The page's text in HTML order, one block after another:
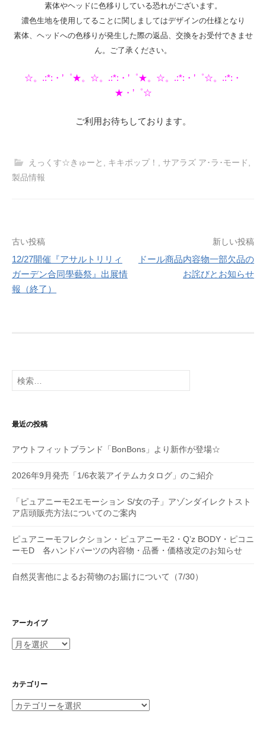
素体やヘッドに色移りしている恐れがございます。
濃色生地を使用してることに関しましてはデザインの仕様となり
素体、ヘッドへの色移りが発生した際の返品、交換をお受付できませ
ん。ご了承ください。
☆。.:*:・’゜★。☆。.:*:・’゜★。☆。.:*:・’゜☆。.:*:・
★・’゜☆
ご利用お待ちしております。
えっくす☆きゅーと , キキポップ！ , サアラズ ア･ラ･モード,
製品情報
投
稿
ナ
シ
ョ
ン
古い投稿
12/27開催『アサルトリリィ
ガーデン合同學藝祭』出展情
報（終了）
新しい投稿
ドール商品内容物一部欠品の
お詫びとお知らせ
検
索:
最近の投稿
アウトフィットブランド「BonBons」より新作が登場☆
2026年9月発売「1/6衣装アイテムカタログ」のご紹介
「ピュアニーモ2エモーション S/女の子」アゾンダイレクトスト
ア店頭販売方法についてのご案内
ピュアニーモフレクション・ピュアニーモ2・Q’z BODY・ピコニ
ーモD 各ハンドパーツの内容物・品番・価格改定のお知らせ
自然災害他によるお荷物のお届けについて（7/30）
アーカイブ
ア
イ
カテゴリー
カ